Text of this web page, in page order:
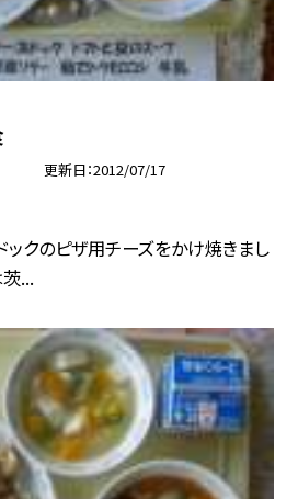
更新日 2012/07/17
ックのピザ用チーズをかけ焼きまし
...